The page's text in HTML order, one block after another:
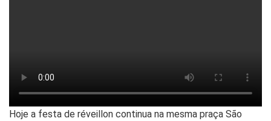
Hoje a festa de réveillon continua na mesma praça São